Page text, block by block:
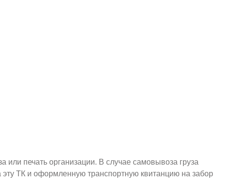
печать организации. В случае самовывоза груза
эту ТК и оформленную транспортную квитанцию на забор